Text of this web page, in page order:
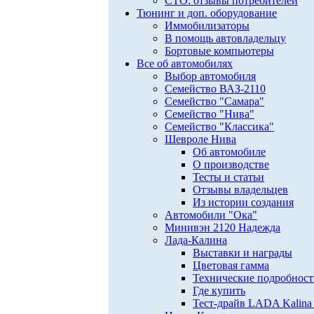
Тюнинг и доп. оборудование
Иммобилизаторы
В помощь автовладельцу
Бортовые компьютеры
Все об автомобилях
Выбор автомобиля
Семейство ВАЗ-2110
Семейство "Самара"
Семейство "Нива"
Семейство "Классика"
Шевроле Нива
Об автомобиле
О производстве
Тесты и статьи
Отзывы владельцев
Из истории создания
Автомобили "Ока"
Минивэн 2120 Надежда
Лада-Калина
Выставки и награды
Цветовая гамма
Технические
Где купить
Тест-драйв LADA Kalina